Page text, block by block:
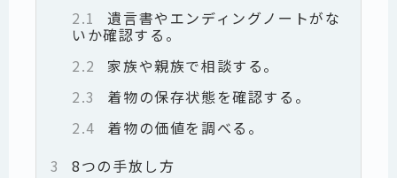
2.1
遺言書やエンディングノートがな
いか確認する。
2.2
家族や親族で相談する。
2.3
着物の保存状態を確認する。
2.4
着物の価値を調べる。
3
8つの手放し方